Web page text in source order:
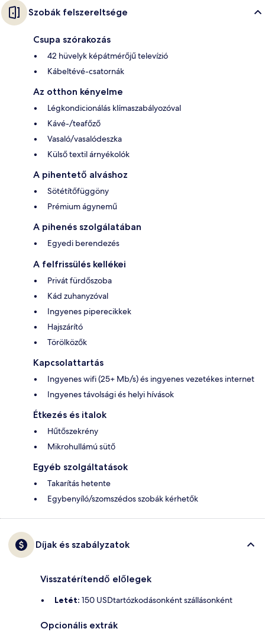
Szobák felszereltsége
Csupa szórakozás
42 hüvelyk képátmérőjű televízió
Kábeltévé-csatornák
Az otthon kényelme
Légkondicionálás klímaszabályozóval
Kávé-/teafőző
Vasaló/vasalódeszka
Külső textil árnyékolók
A pihentető alváshoz
Sötétítőfüggöny
Prémium ágynemű
A pihenés szolgálatában
Egyedi berendezés
A felfrissülés kellékei
Privát fürdőszoba
Kád zuhanyzóval
Ingyenes piperecikkek
Hajszárító
Törölközők
Kapcsolattartás
Ingyenes wifi (25+ Mb/s) és ingyenes vezetékes internet
Ingyenes távolsági és helyi hívások
Étkezés és italok
Hűtőszekrény
Mikrohullámú sütő
Egyéb szolgáltatások
Takarítás hetente
Egybenyíló/szomszédos szobák kérhetők
Díjak és szabályzatok
Visszatérítendő előlegek
Letét: 150 USDtartózkodásonként szállásonként
Opcionális extrák